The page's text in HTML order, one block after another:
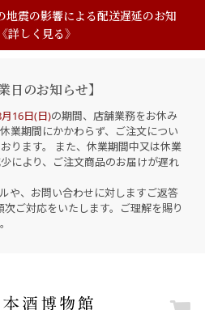
地震の影響による配送遅延のお知
詳しく見る》
日のお知らせ】
16日(日)の期間、店舗業務をお休み
業期間にかかわらず、ご注文につい
ります。 また、休業期間中又は休業
により、ご注文商品のお届けが遅れ
や、お問い合わせに対しますご返答
ご対応をいたします。ご理解を賜り